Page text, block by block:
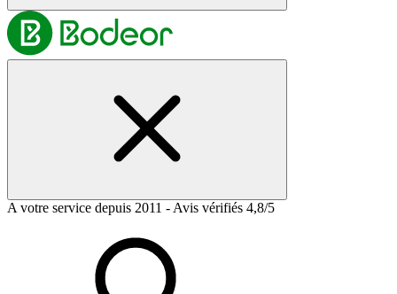
A votre service depuis 2011 - Avis vérifiés 4,8/5